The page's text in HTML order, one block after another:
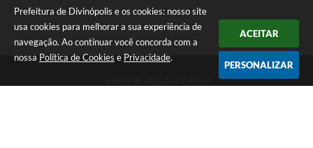
Prefeitura de Divinópolis e os cookies: nosso site
usa cookies para melhorar a sua experiência de
navegação. Ao continuar você concorda com a
nossa Política de Cookies e Privacidade.
ACEITAR
PERSONALIZAR